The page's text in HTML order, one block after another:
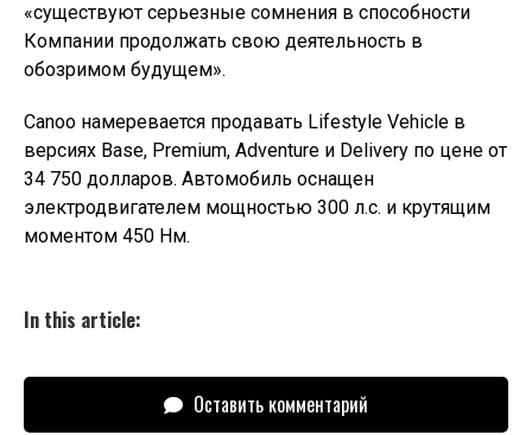
«существуют серьезные сомнения в способности
Компании продолжать свою деятельность в
обозримом будущем».
Canoo намеревается продавать Lifestyle Vehicle в
версиях Base, Premium, Adventure и Delivery по цене от
34 750 долларов. Автомобиль оснащен
электродвигателем мощностью 300 л.с. и крутящим
моментом 450 Нм.
In this article:
Оставить комментарий